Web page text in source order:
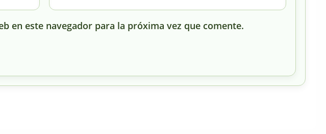
en este navegador para la próxima vez que comente.